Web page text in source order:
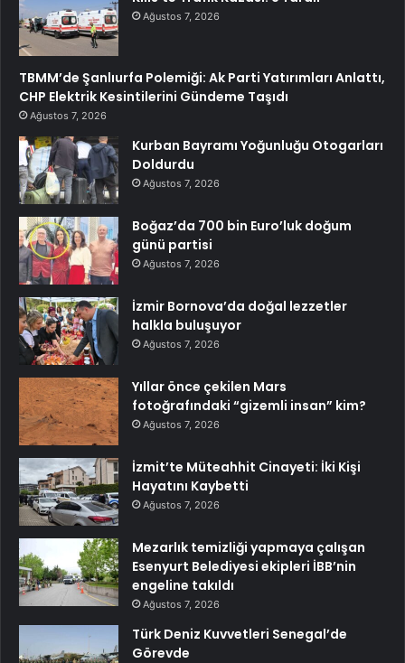
Ağustos 7, 2026
TBMM’de Şanlıurfa Polemiği: Ak Parti Yatırımları Anlattı,
CHP Elektrik Kesintilerini Gündeme Taşıdı
Ağustos 7, 2026
Kurban Bayramı Yoğunluğu Otogarları
Doldurdu
Ağustos 7, 2026
Boğaz’da 700 bin Euro’luk doğum
günü partisi
Ağustos 7, 2026
İzmir Bornova’da doğal lezzetler
halkla buluşuyor
Ağustos 7, 2026
Yıllar önce çekilen Mars
fotoğrafındaki “gizemli insan” kim?
Ağustos 7, 2026
İzmit’te Müteahhit Cinayeti: İki Kişi
Hayatını Kaybetti
Ağustos 7, 2026
Mezarlık temizliği yapmaya çalışan
Esenyurt Belediyesi ekipleri İBB’nin
engeline takıldı
Ağustos 7, 2026
Türk Deniz Kuvvetleri Senegal’de
Görevde